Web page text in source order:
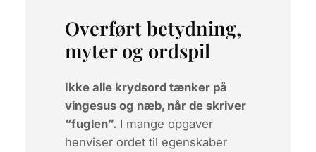
Overført betydning,
myter og ordspil
Ikke alle krydsord tænker på
vingesus og næb, når de skriver
“fuglen”. I mange opgaver
henviser ordet til egenskaber